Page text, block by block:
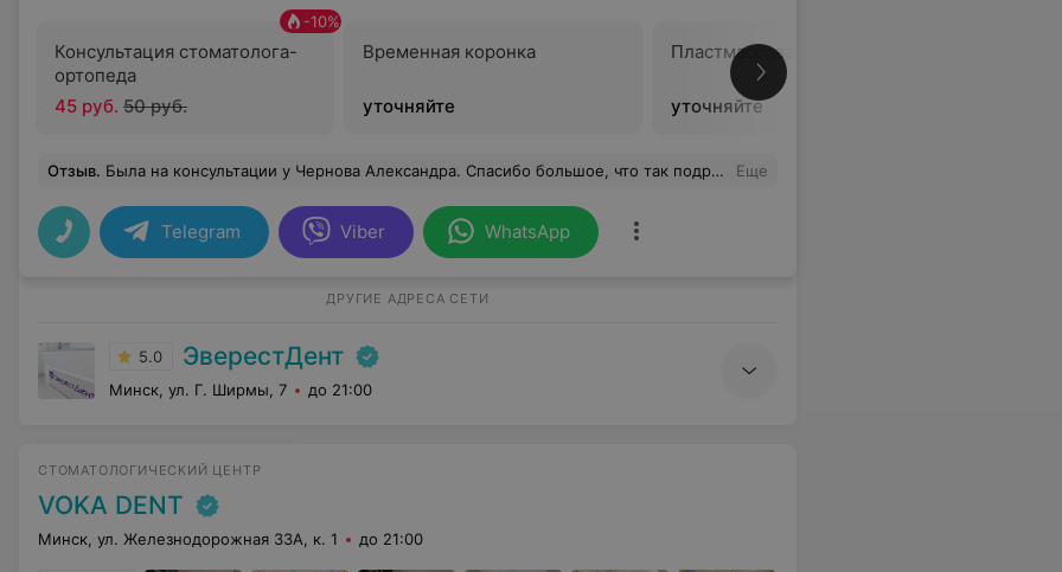
Консультация стоматолога-
ортопеда
-10%
45 руб. 50 руб.
Временная коронка
уточняйте
Пластмассовая коронка
уточняйте
Отзыв. Была на консультации у Чернова Александра. Спасибо большое, что так подробно рассказываете все нюансы и помогаете подобрать наилучшие варианты Еще
Telegram Viber WhatsApp
ДРУГИЕ АДРЕСА СЕТИ
5.0 ЭверестДент
Минск, ул. Г. Ширмы, 7 до 21:00
СТОМАТОЛОГИЧЕСКИЙ ЦЕНТР
VOKA DENT
Минск, ул. Железнодорожная 33А, к. 1 до 21:00